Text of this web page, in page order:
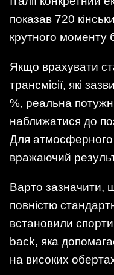
показав 720
крутного моменту
Якщо врахувати
трансмісії, які
%, реальна
наближатися до
Для
вражаючий
Варто зазначити,
повністю
встановили
back, яка
на високих